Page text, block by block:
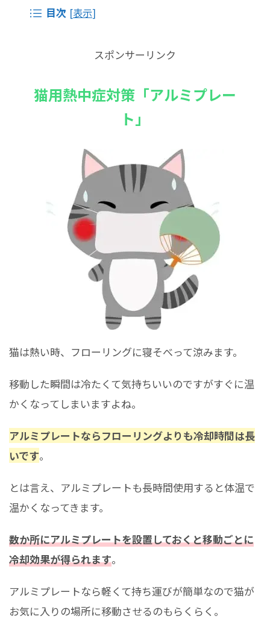
目次 [表示]
スポンサーリンク
猫用熱中症対策「アルミプレー
ト」
猫は熱い時、フローリングに寝そべって涼みます。
移動した瞬間は冷たくて気持ちいいのですがすぐに温
かくなってしまいますよね。
アルミプレートならフローリングよりも冷却時間は長
いです。
とは言え、アルミプレートも長時間使用すると体温で
温かくなってきます。
数か所にアルミプレートを設置しておくと移動ごとに
冷却効果が得られます。
アルミプレートなら軽くて持ち運びが簡単なので猫が
お気に入りの場所に移動させるのもらくらく。